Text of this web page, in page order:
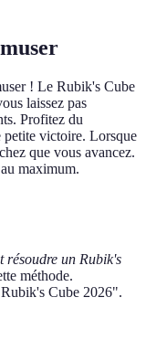
! Le Rubik's Cube
laissez pas
Profitez du
petite victoire. Lorsque
que vous avancez.
maximum.
résoudre un Rubik's
méthode.
Cube 2026".